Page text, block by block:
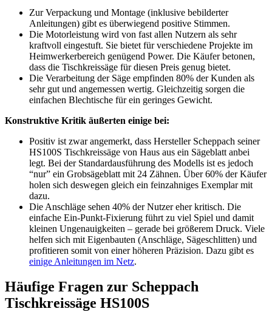
Zur Verpackung und Montage (inklusive bebilderter
Anleitungen) gibt es überwiegend positive Stimmen.
Die Motorleistung wird von fast allen Nutzern als sehr
kraftvoll eingestuft. Sie bietet für verschiedene Projekte im
Heimwerkerbereich genügend Power. Die Käufer betonen,
dass die Tischkreissäge für diesen Preis genug bietet.
Die Verarbeitung der Säge empfinden 80% der Kunden als
sehr gut und angemessen wertig. Gleichzeitig sorgen die
einfachen Blechtische für ein geringes Gewicht.
Konstruktive Kritik äußerten einige bei:
Positiv ist zwar angemerkt, dass Hersteller Scheppach seiner
HS100S Tischkreissäge von Haus aus ein Sägeblatt anbei
legt. Bei der Standardausführung des Modells ist es jedoch
“nur” ein Grobsägeblatt mit 24 Zähnen. Über 60% der Käufer
holen sich deswegen gleich ein feinzahniges Exemplar mit
dazu.
Die Anschläge sehen 40% der Nutzer eher kritisch. Die
einfache Ein-Punkt-Fixierung führt zu viel Spiel und damit
kleinen Ungenauigkeiten – gerade bei größerem Druck. Viele
helfen sich mit Eigenbauten (Anschläge, Sägeschlitten) und
profitieren somit von einer höheren Präzision. Dazu gibt es
einige Anleitungen im Netz.
Häufige Fragen zur Scheppach
Tischkreissäge HS100S